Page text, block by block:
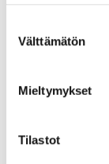
valinta
Välttämätön
Mieltymykset
Tilastot